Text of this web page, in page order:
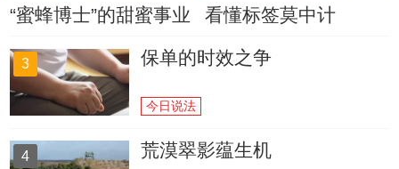
“蜜蜂博士”的甜蜜事业 看懂标签莫中计
3 保单的时效之争
今日说法
4 荒漠翠影蕴生机